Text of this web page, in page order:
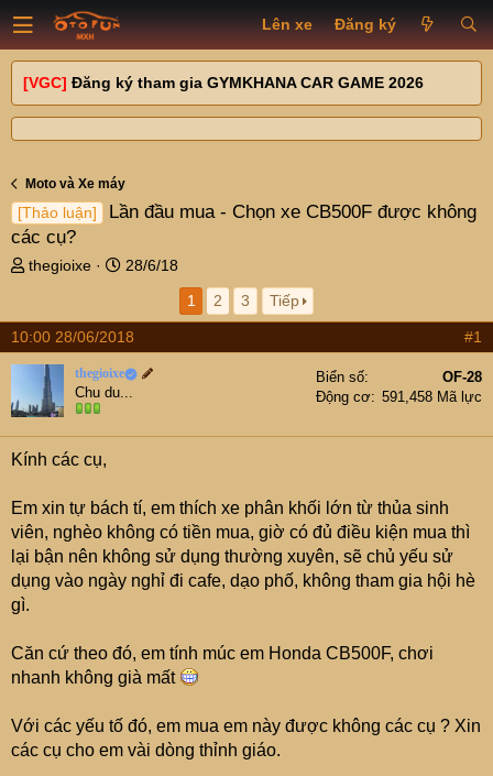
Lên xe Đăng ký
[VGC] Đăng ký tham gia GYMKHANA CAR GAME 2026
Moto và Xe máy
[Thảo luận]
Lần đầu mua - Chọn xe CB500F được không
các cụ?
T
e
a
d
t
r
r
thegioixe
N
y
g
ử
28/6/18
1
2 3 Tiếp
10:00 28/06/2018 #1
thegioixe
Chu du...
Biển số
OF-28
Động cơ
591,458 Mã lực
Kính các cụ,
Em xin tự bách tí, em thích xe phân khối lớn từ thủa sinh
viên, nghèo không có tiền mua, giờ có đủ điều kiện mua thì
lại bận nên không sử dụng thường xuyên, sẽ chủ yếu sử
dụng vào ngày nghỉ đi cafe, dạo phố, không tham gia hội hè
gì.
Căn cứ theo đó, em tính múc em Honda CB500F, chơi
nhanh không già mất
Với các yếu tố đó, em mua em này được không các cụ ? Xin
các cụ cho em vài dòng thỉnh giáo.